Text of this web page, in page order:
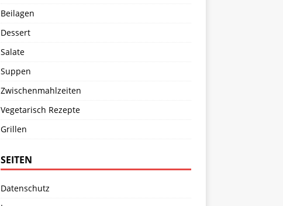
Beilagen
Dessert
Salate
Suppen
Zwischenmahlzeiten
Vegetarisch Rezepte
Grillen
SEITEN
Datenschutz